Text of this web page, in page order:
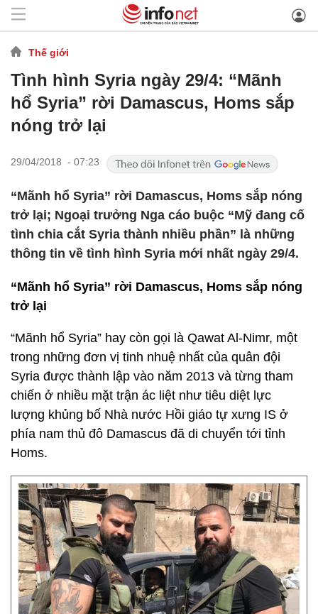
Thế giới
Tình hình Syria ngày 29/4: “Mãnh
hổ Syria” rời Damascus, Homs sắp
nóng trở lại
29/04/2018 - 07:23
“Mãnh hổ Syria” rời Damascus, Homs sắp nóng
trở lại; Ngoại trưởng Nga cáo buộc “Mỹ đang cố
tình chia cắt Syria thành nhiều phần” là những
thông tin về tình hình Syria mới nhất ngày 29/4.
“Mãnh hổ Syria” rời Damascus, Homs sắp nóng
trở lại
“Mãnh hổ Syria” hay còn gọi là Qawat Al-Nimr, một
trong những đơn vị tinh nhuệ nhất của quân đội
Syria được thành lập vào năm 2013 và từng tham
chiến ở nhiều mặt trận ác liệt như tiêu diệt lực
lượng khủng bố Nhà nước Hồi giáo tự xưng IS ở
phía nam thủ đô Damascus đã di chuyển tới tỉnh
Homs.